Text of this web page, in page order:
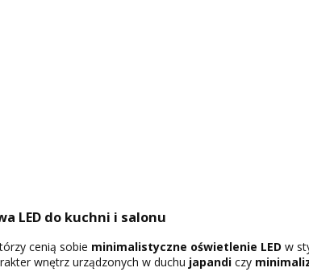
LED do kuchni i salonu
cenią sobie minimalistyczne oświetlenie LED w
wnętrz urządzonych w duchu japandiczy